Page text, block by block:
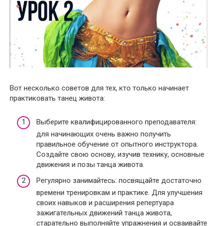
Вот несколько советов для тех, кто только начинает
практиковать танец живота:
Выберите квалифицированного преподавателя:
для начинающих очень важно получить
правильное обучение от опытного инструктора.
Создайте свою основу, изучив технику, основные
движения и позы танца живота.
Регулярно занимайтесь: посвящайте достаточно
времени тренировкам и практике. Для улучшения
своих навыков и расширения репертуара
зажигательных движений танца живота,
старательно выполняйте упражнения и осваивайте